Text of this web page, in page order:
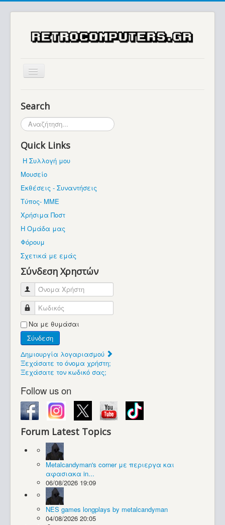
Μουσείο
Βρίσκεστε εδώ:
Συλλογές / Projects
Search
Αναζήτηση...
Quick Links
Η Συλλογή μου
Μουσείο
Εκθέσεις - Συναντήσεις
Τύπος- ΜΜΕ
Χρήσιμα Ποστ
Η Ομάδα μας
Φόρουμ
Σχετικά με εμάς
Σύνδεση Χρηστών
Όνομα Χρήστη
Κωδικός
Να με θυμάσαι
Σύνδεση
Δημιουργία λογαριασμού
Ξεχάσατε το όνομα χρήστη;
Ξεχάσατε τον κωδικό σας;
Follow us on
Forum Latest Topics
Metalcandyman's corner με περιεργα και
αφασιακα in...
06/08/2026 19:09
NES games longplays by metalcandyman
04/08/2026 20:05